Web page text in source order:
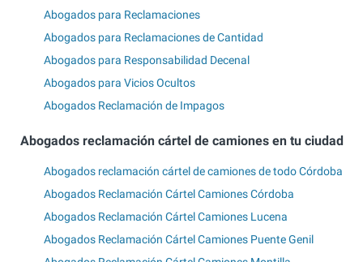
Abogados para Reclamaciones
Abogados para Reclamaciones de Cantidad
Abogados para Responsabilidad Decenal
Abogados para Vicios Ocultos
Abogados Reclamación de Impagos
Abogados reclamación cártel de camiones en tu ciudad
Abogados reclamación cártel de camiones de todo Córdoba
Abogados Reclamación Cártel Camiones Córdoba
Abogados Reclamación Cártel Camiones Lucena
Abogados Reclamación Cártel Camiones Puente Genil